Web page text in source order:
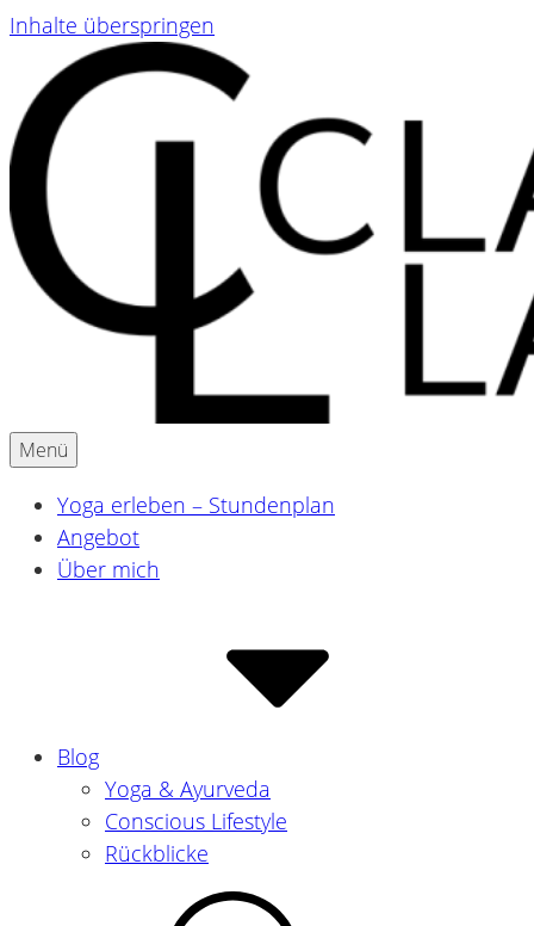
Inhalte überspringen
Claudia Lackner
Yoga & Ayurveda für Schwangere und Mamas
Menü
Yoga erleben – Stundenplan
Angebot
Über mich
Blog
Yoga & Ayurveda
Conscious Lifestyle
Rückblicke